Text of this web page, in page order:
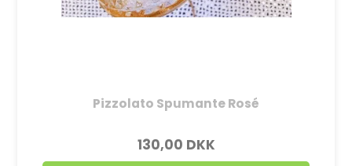
Pizzolato Spumante Rosé
130,00 DKK